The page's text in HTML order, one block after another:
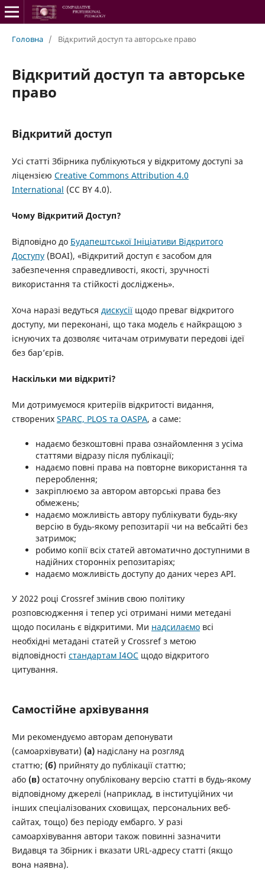
Головна / Відкритий доступ та авторське право
Відкритий доступ та авторське
право
Відкритий доступ
Усі статті Збірника публікуються у відкритому доступі за
ліцензією Creative Commons Attribution 4.0
International (CC BY 4.0).
Чому Відкритий Доступ?
Відповідно до Будапештської Ініціативи Відкритого
Доступу(BOAI), «Відкритий доступ є засобом для
забезпечення справедливості, якості, зручності
використання та стійкості досліджень».
Хоча наразі ведуться дискусіїщодо преваг відкритого
доступу, ми переконані, що така модель є найкращою з
існуючих та дозволяє читачам отримувати передові ідеї
без бар’єрів.
Наскільки ми відкриті?
Ми дотримуємося критеріїв відкритості видання,
створених SPARC, PLOS та OASPA, а саме:
надаємо безкоштовні права ознайомлення з усіма
статтями відразу після публікації;
надаємо повні права на повторне використання та
перероблення;
закріплюємо за автором авторські права без
обмежень;
надаємо можливість автору публікувати будь-яку
версію в будь-якому репозитарії чи на вебсайті без
затримок;
робимо копії всіх статей автоматично доступними в
надійних сторонніх репозитаріях;
надаємо можливість доступу до даних через API.
У 2022 році Crossref змінив свою політику
розповсюдження і тепер усі отримані ними метедані
щодо посилань є відкритими. Ми надсилаємовсі
необхідні метадані статей у Crossref з метою
відповідності стандартам I4OCщодо відкритого
цитування.
Самостійне архівування
Ми рекомендуємо авторам депонувати
(самоархівувати) (а)надіслану на розгляд
статтю; (б)прийняту до публікації статтю;
або (в)остаточну опубліковану версію статті в будь-якому
відповідному джерелі (наприклад, в інституційних чи
інших спеціалізованих сховищах, персональних веб-
сайтах, тощо) без періоду ембарго. У разі
самоархівування автори також повинні зазначити
Видавця та Збірник і вказати URL-адресу статті (якщо
вона наявна).